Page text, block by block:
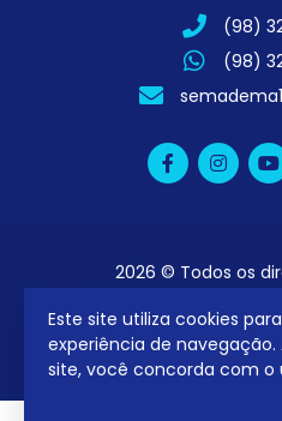
Este site utiliza cookies
experiência de
site, você concorda com o
(98)
(98)
2026 © Todos os
utilizamos a